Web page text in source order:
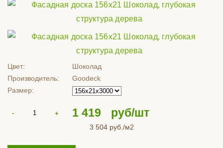
Цвет:
Шоколад
Производитель:
Goodeck
Размер:
1 419 руб/шт
3 504руб./м2